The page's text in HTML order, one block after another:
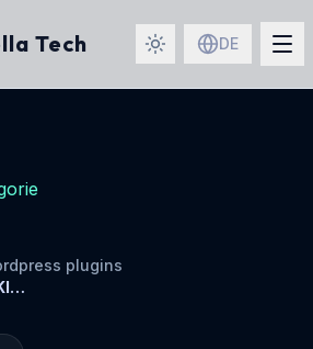
Tech DE
plugins
Stella Chatbot - KI-Kundensupport-Plugin für WordPress